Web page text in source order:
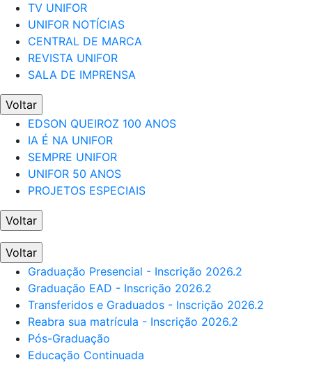
TV UNIFOR
UNIFOR NOTÍCIAS
CENTRAL DE MARCA
REVISTA UNIFOR
SALA DE IMPRENSA
Voltar
EDSON QUEIROZ 100 ANOS
IA É NA UNIFOR
SEMPRE UNIFOR
UNIFOR 50 ANOS
PROJETOS ESPECIAIS
Voltar
Voltar
Graduação Presencial - Inscrição 2026.2
Graduação EAD - Inscrição 2026.2
Transferidos e Graduados - Inscrição 2026.2
Reabra sua matrícula - Inscrição 2026.2
Pós-Graduação
Educação Continuada